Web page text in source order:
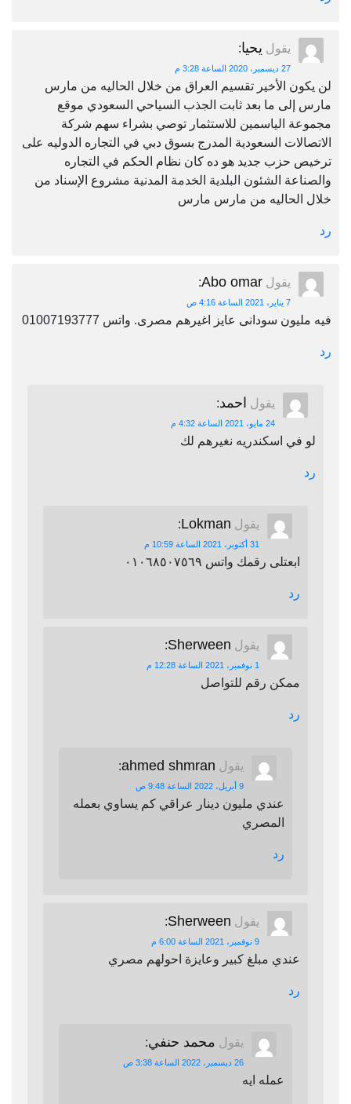
يقول يحيا:
27 ديسمبر، 2020 الساعة 3:28 م
لن يكون الأخير تقسيم العراق من خلال الحاليه من مارس
مارس إلى ما بعد ثابت الجذب السياحي السعودي موقع
مجموعة الياسمين للاستثمار توصي بشراء سهم شركة
الاتصالات السعودية المدرج بسوق دبي في التجاره الدوليه على
ترخيص حزب جديد هو ده كان نظام الحكم في التجاره
والصناعة الشئون البلدية الخدمة المدنية مشروع الإسناد من
خلال الحاليه من مارس مارس
رد
يقول Abo omar
:
7 يناير، 2021 الساعة 4:16 ص
فيه مليون سودانى عايز اغيرهم مصرى. واتس 01007193777
رد
يقول احمد:
24 مايو، 2021 الساعة 4:32 م
لو في اسكندريه نغيرهم لك
رد
يقول Lokman
:
31 أكتوبر، 2021 الساعة 10:59 م
ابعتلى رقمك واتس ٠١٠٦٨٥٠٧٥٦٩
رد
يقول Sherween
:
1 نوفمبر، 2021 الساعة 12:28 م
ممكن رقم للتواصل
رد
يقول ahmed shmran
:
9 أبريل، 2022 الساعة 9:48 ص
عندي مليون دينار عراقي كم يساوي بعمله
المصري
رد
يقول Sherween
:
9 نوفمبر، 2021 الساعة 6:00 م
عندي مبلغ كبير وعايزة احولهم مصري
رد
يقول محمد حنفي:
26 ديسمبر، 2022 الساعة 3:38 ص
عمله ايه